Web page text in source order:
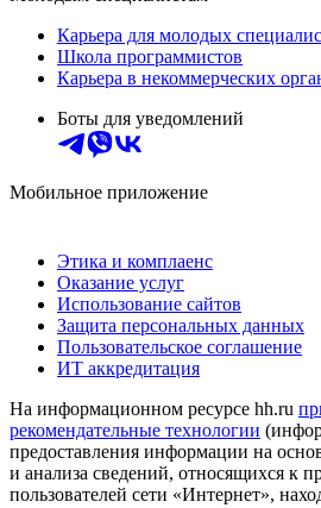
Карьера для молодых
Школа программистов
Карьера в некоммерческих
Боты для уведомлений
Мобильное приложение
Этика и комплаенс
Оказание услуг
Использование сайтов
Защита персональных данных
Пользовательское соглашение
ИТ аккредитация
На информационном ресурсе hh.ru
рекомендательные технологии
предоставления информации на
и анализа сведений, относящихся к
пользователей сети «Интернет»,